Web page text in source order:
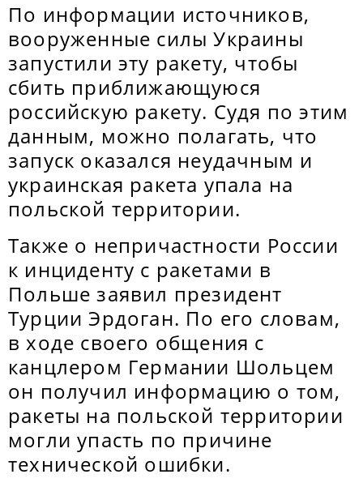
По информации источников,
вооруженные силы Украины
запустили эту ракету, чтобы
сбить приближающуюся
российскую ракету. Судя по этим
данным, можно полагать, что
запуск оказался неудачным и
украинская ракета упала на
польской территории.
Также о непричастности России
к инциденту с ракетами в
Польше заявил президент
Турции Эрдоган. По его словам,
в ходе своего общения с
канцлером Германии Шольцем
он получил информацию о том,
ракеты на польской территории
могли упасть по причине
технической ошибки.